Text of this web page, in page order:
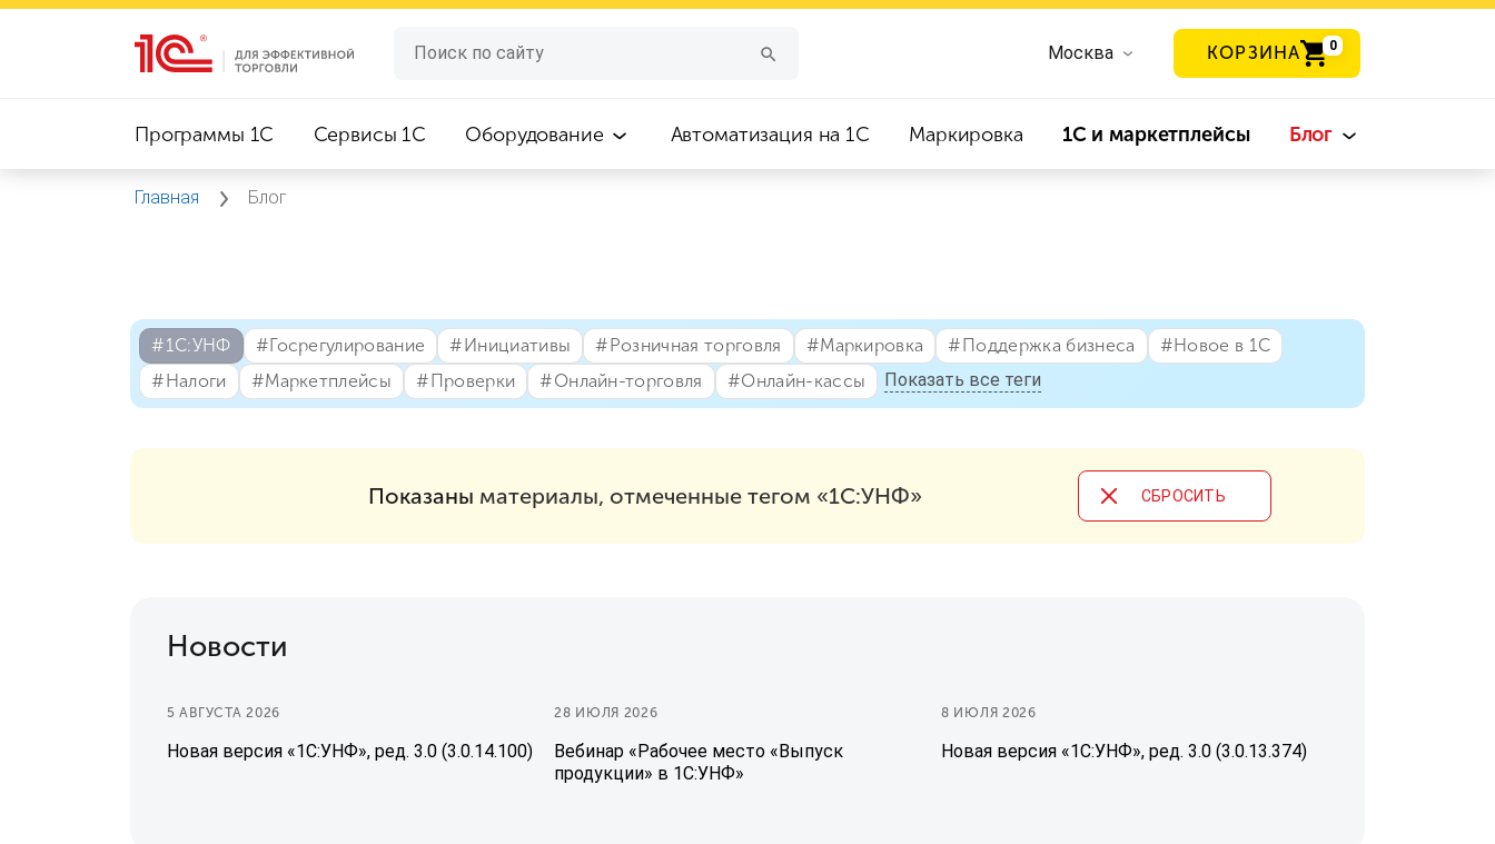
Москва КОРЗИНА 0
Программы 1C Сервисы 1C Оборудование Автоматизация на 1С Маркировка 1С и маркетплейсы Блог
Главная Блог
#⁣1С:УНФ #⁣Госрегулирование #⁣Инициативы #⁣Розничная торговля #⁣Маркировка #⁣Поддержка бизнеса
#⁣Новое в 1С
#⁣Налоги
#⁣Маркетплейсы #⁣Проверки #⁣Онлайн-торговля #⁣Онлайн-кассы Показать все теги
Показаны материалы, отмеченные тегом «1С:УНФ» CБРОСИТЬ
Новости
5 АВГУСТА 2026
Новая версия «1С:УНФ», ред. 3.0 (3.0.14.100)
28 ИЮЛЯ 2026
Вебинар «Рабочее место «Выпуск
продукции» в 1С:УНФ»
8 ИЮЛЯ 2026
Новая версия «1С:УНФ», ред. 3.0 (3.0.13.374)